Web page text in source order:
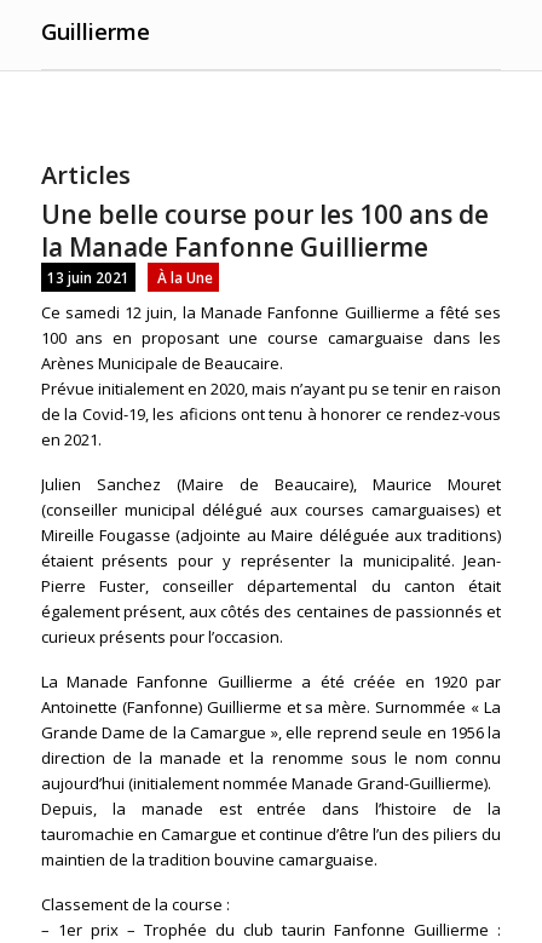
Guillierme
Articles
Une belle course pour les 100 ans de
la Manade Fanfonne Guillierme
13 juin 2021 À la Une
Ce samedi 12 juin, la Manade Fanfonne Guillierme a fêté ses
100 ans en proposant une course camarguaise dans les
Arènes Municipale de Beaucaire.
Prévue initialement en 2020, mais n’ayant pu se tenir en raison
de la Covid-19, les aficions ont tenu à honorer ce rendez-vous
en 2021.
Julien Sanchez (Maire de Beaucaire), Maurice Mouret
(conseiller municipal délégué aux courses camarguaises) et
Mireille Fougasse (adjointe au Maire déléguée aux traditions)
étaient présents pour y représenter la municipalité. Jean-
Pierre Fuster, conseiller départemental du canton était
également présent, aux côtés des centaines de passionnés et
curieux présents pour l’occasion.
La Manade Fanfonne Guillierme a été créée en 1920 par
Antoinette (Fanfonne) Guillierme et sa mère. Surnommée « La
Grande Dame de la Camargue », elle reprend seule en 1956 la
direction de la manade et la renomme sous le nom connu
aujourd’hui (initialement nommée Manade Grand-Guillierme).
Depuis, la manade est entrée dans l’histoire de la
tauromachie en Camargue et continue d’être l’un des piliers du
maintien de la tradition bouvine camarguaise.
Classement de la course :
– 1er prix – Trophée du club taurin Fanfonne Guillierme :